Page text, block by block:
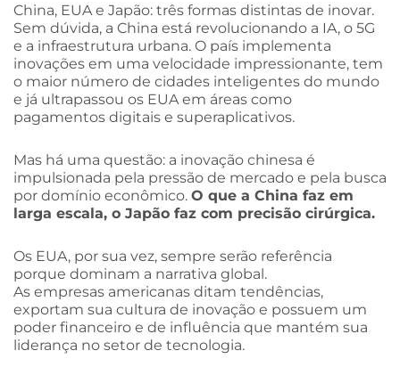
China, EUA e Japão: três formas distintas de inovar.
Sem dúvida, a China está revolucionando a IA, o 5G
e a infraestrutura urbana. O país implementa
inovações em uma velocidade impressionante, tem
o maior número de cidades inteligentes do mundo
e já ultrapassou os EUA em áreas como
pagamentos digitais e superaplicativos.
Mas há uma questão: a inovação chinesa é
impulsionada pela pressão de mercado e pela busca
por domínio econômico. O que a China faz em
larga escala, o Japão faz com precisão cirúrgica.
Os EUA, por sua vez, sempre serão referência
porque dominam a narrativa global.
As empresas americanas ditam tendências,
exportam sua cultura de inovação e possuem um
poder financeiro e de influência que mantém sua
liderança no setor de tecnologia.